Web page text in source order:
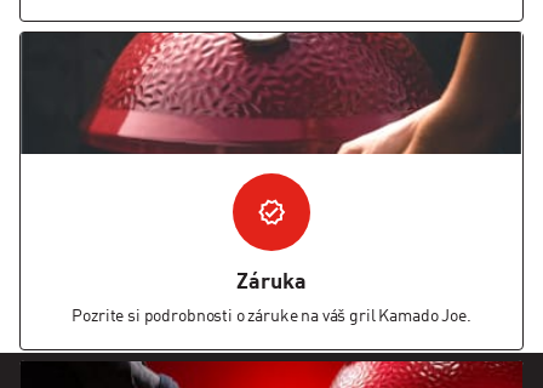
Záruka
Pozrite si podrobnosti o záruke na váš gril Kamado Joe.